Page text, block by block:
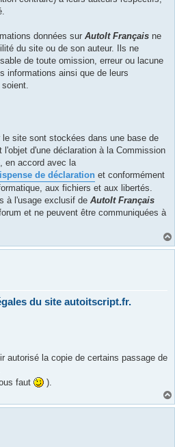
données sur AutoIt Français ne
du site ou de son auteur. Ils ne
de toute omission, erreur ou lacune
informations ainsi que de leurs
site sont stockées dans une base de
d'une déclaration à la Commission
en accord avec la
de déclaration et conformément
aux fichiers et aux libertés.
à l'usage exclusif de AutoIt Français
et ne peuvent être communiquées à
du site autoitscript.fr.
autorisé la copie de certains passage de
faut ).